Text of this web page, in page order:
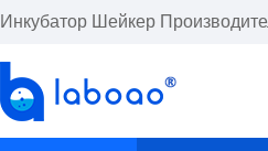
Инкубатор Шейкер